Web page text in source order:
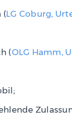
(LG Coburg,
(OLG Hamm,